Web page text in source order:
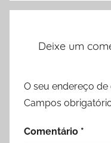
Deixe um
O seu endereço
Campos
Comentário *